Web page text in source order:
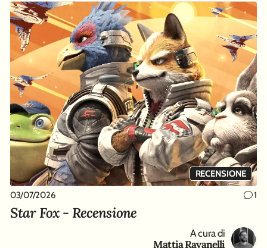
RECENSIONE
03/07/2026 1
Star Fox - Recensione
A cura di
Mattia Ravanelli